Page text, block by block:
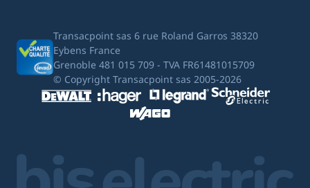
Transacpoint sas 6 rue Roland Garros 38320
Eybens France
Grenoble 481 015 709 - TVA FR61481015709
© Copyright Transacpoint sas 2005-2026